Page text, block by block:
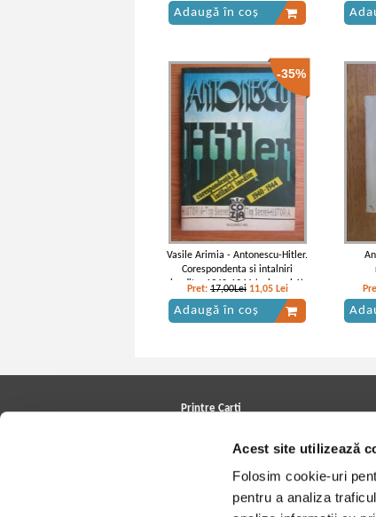
Acest site utilizează
Folosim cookie-uri
pentru a analiza
Adaugă în coș
-35%
Vasile Arimia - Antonescu-Hitler.
Corespondenta si intalniri
inedite, 1940-1944 (volumul 1)
Pret: 17,00Lei 11,05 Lei
Adaugă în coș
Printre Carti
Cele mai căutate cărți